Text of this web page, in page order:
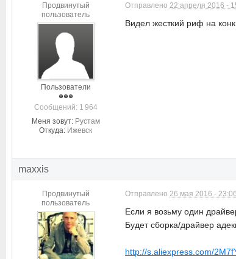
Продвинутый
пользователь
Пользователи
Cообщений: 1 964
Меня зовут: Рустам
Откуда: Ижевск
Отправлено 22 апреля 2016 -
Видел жесткий риф на
maxxis
Продвинутый
пользователь
Отправлено 26 мая 2016 - 23:06
Если я возьму один
Будет сборка/драйвер
http://s.aliexpress.com/